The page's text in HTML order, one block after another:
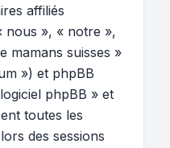
affiliés
nous », « notre »,
mamans suisses »
») et phpBB
phpBB » et
toutes les
des sessions